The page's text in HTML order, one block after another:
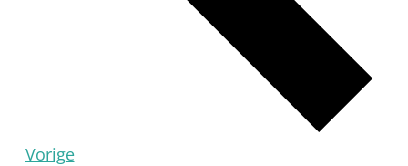
VorigeActiviteiten